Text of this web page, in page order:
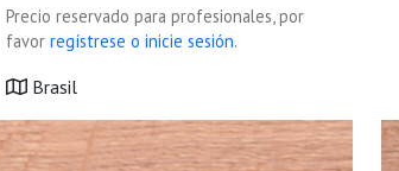
Precio reservado para profesionales, por
favor regístrese o inicie sesión.
Brasil